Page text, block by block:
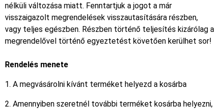
nélküli változása miatt. Fenntartjuk a jogot a már
visszaigazolt megrendelések visszautasítására részben,
vagy teljes egészben. Részben történő teljesítés kizárólag a
megrendelővel történő egyeztetést követően kerülhet sor!
Rendelés menete
1. A megvásárolni kívánt terméket helyezd a kosárba
2. Amennyiben szeretnél további terméket kosárba helyezni,